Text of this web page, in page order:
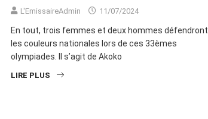
L'EmissaireAdmin 11/07/2024
En tout, trois femmes et deux hommes défendront
les couleurs nationales lors de ces 33èmes
olympiades. Il s’agit de Akoko
LIRE PLUS